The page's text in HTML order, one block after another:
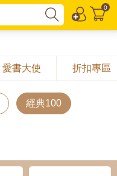
0
愛書大使 折扣專區
經典100